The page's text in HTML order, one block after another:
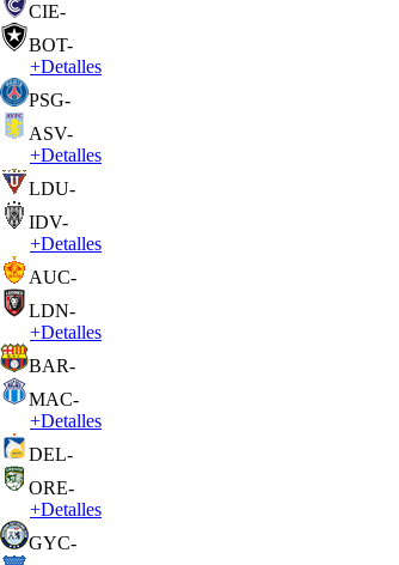
CIE-
BOT-
+Detalles
PSG-
ASV-
+Detalles
LDU-
IDV-
+Detalles
AUC-
LDN-
+Detalles
BAR-
MAC-
+Detalles
DEL-
ORE-
+Detalles
GYC-